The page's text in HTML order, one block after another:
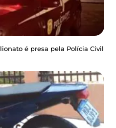
é presa pela Polícia Civil